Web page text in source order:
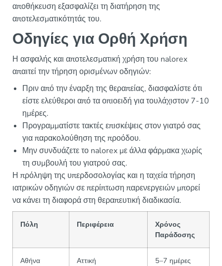
αποθήκευση εξασφαλίζει τη διατήρηση της
αποτελεσματικότητάς του.
Οδηγίες για Ορθή Χρήση
Η ασφαλής και αποτελεσματική χρήση του nalorex
απαιτεί την τήρηση ορισμένων οδηγιών:
Πριν από την έναρξη της θεραπείας, διασφαλίστε ότι
είστε ελεύθεροι από τα οπιοειδή για τουλάχιστον 7-10
ημέρες.
Προγραμματίστε τακτές επισκέψεις στον γιατρό σας
για παρακολούθηση της προόδου.
Μην συνδυάζετε το nalorex με άλλα φάρμακα χωρίς
τη συμβουλή του γιατρού σας.
Η πρόληψη της υπερδοσολογίας και η ταχεία τήρηση
ιατρικών οδηγιών σε περίπτωση παρενεργειών μπορεί
να κάνει τη διαφορά στη θεραπευτική διαδικασία.
Πόλη Περιφέρεια
Χρόνος
Παράδοσης
Αθήνα Αττική 5–7 ημέρες